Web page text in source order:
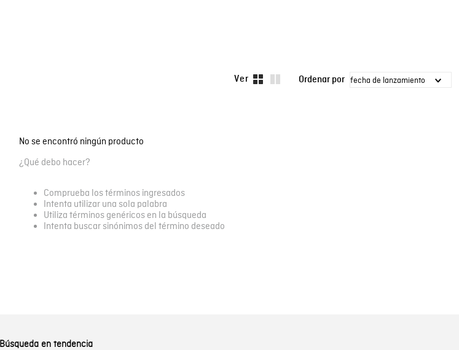
fecha de lanzamiento
No se encontró ningún producto
¿Qué debo hacer?
Comprueba los términos ingresados
Intenta utilizar una sola palabra
Utiliza términos genéricos en la búsqueda
Intenta buscar sinónimos del término deseado
Búsqueda en tendencia